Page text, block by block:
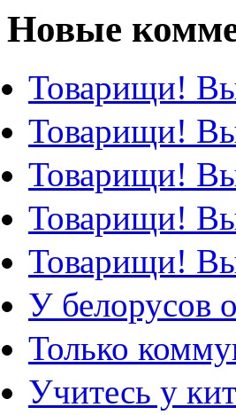
Новые
Товарищи!
Товарищи!
Товарищи!
Товарищи!
Товарищи!
У белорусов
Только
Учитесь у